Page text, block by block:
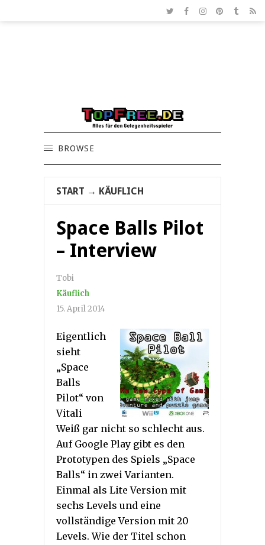
BROWSE
START → KÄUFLICH
Space Balls Pilot
– Interview
Tobi
Käuflich
15. April 2014
Eigentlich
sieht
„Space
Balls
Pilot“ von
Vitali
Weiß gar nicht so schlecht aus.
Auf Google Play gibt es den
Prototypen des Spiels „Space
Balls“ in zwei Varianten.
Einmal als Lite Version mit
sechs Levels und eine
vollständige Version mit 20
Levels. Wie der Titel schon